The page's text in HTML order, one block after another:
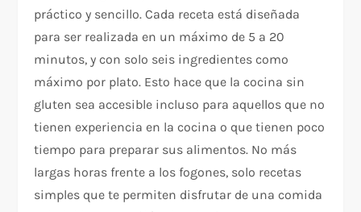
práctico y sencillo. Cada receta está diseñada
para ser realizada en un máximo de 5 a 20
minutos, y con solo seis ingredientes como
máximo por plato. Esto hace que la cocina sin
gluten sea accesible incluso para aquellos que no
tienen experiencia en la cocina o que tienen poco
tiempo para preparar sus alimentos. No más
largas horas frente a los fogones, solo recetas
simples que te permiten disfrutar de una comida